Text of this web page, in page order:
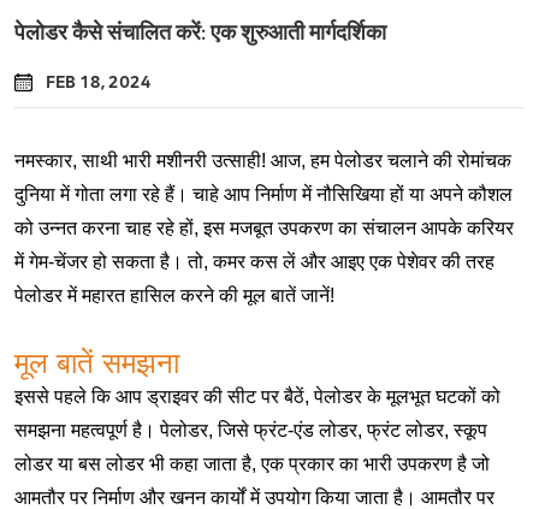
पेलोडर कैसे संचालित करें: एक शुरुआती मार्गदर्शिका
FEB 18, 2024
नमस्कार, साथी भारी मशीनरी उत्साही! आज, हम पेलोडर चलाने की रोमांचक
दुनिया में गोता लगा रहे हैं। चाहे आप निर्माण में नौसिखिया हों या अपने कौशल
को उन्नत करना चाह रहे हों, इस मजबूत उपकरण का संचालन आपके करियर
में गेम-चेंजर हो सकता है। तो, कमर कस लें और आइए एक पेशेवर की तरह
पेलोडर में महारत हासिल करने की मूल बातें जानें!
मूल बातें समझना
इससे पहले कि आप ड्राइवर की सीट पर बैठें, पेलोडर के मूलभूत घटकों को
समझना महत्वपूर्ण है। पेलोडर, जिसे फ्रंट-एंड लोडर, फ्रंट लोडर, स्कूप
लोडर या बस लोडर भी कहा जाता है, एक प्रकार का भारी उपकरण है जो
आमतौर पर निर्माण और खनन कार्यों में उपयोग किया जाता है। आमतौर पर